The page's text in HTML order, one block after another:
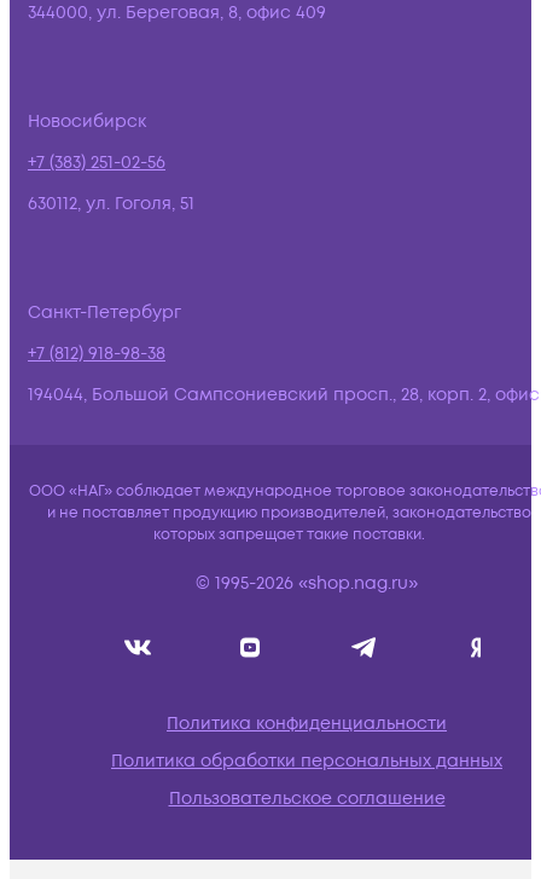
344000, ул. Береговая, 8, офис 409
Новосибирск
+7 (383) 251-02-56
630112, ул. Гоголя, 51
Санкт-Петербург
+7 (812) 918-98-38
194044, Большой Сампсониевский просп., 28, корп. 2,
ООО «НАГ» соблюдает международное торговое
и не поставляет продукцию производителей, законодательство
которых запрещает такие поставки.
© 1995-2026 «shop.nag.ru»
Политика конфиденциальности
Политика обработки персональных данных
Пользовательское соглашение